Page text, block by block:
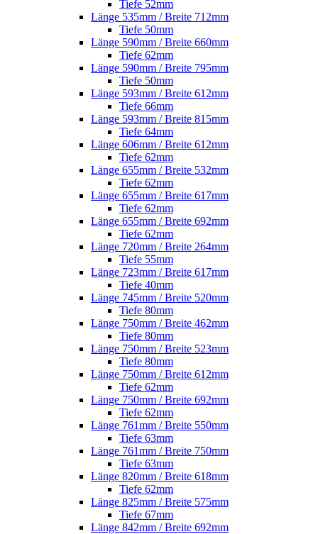
Tiefe 52mm
Länge 535mm / Breite 712mm
Tiefe 50mm
Länge 590mm / Breite 660mm
Tiefe 62mm
Länge 590mm / Breite 795mm
Tiefe 50mm
Länge 593mm / Breite 612mm
Tiefe 66mm
Länge 593mm / Breite 815mm
Tiefe 64mm
Länge 606mm / Breite 612mm
Tiefe 62mm
Länge 655mm / Breite 532mm
Tiefe 62mm
Länge 655mm / Breite 617mm
Tiefe 62mm
Länge 655mm / Breite 692mm
Tiefe 62mm
Länge 720mm / Breite 264mm
Tiefe 55mm
Länge 723mm / Breite 617mm
Tiefe 40mm
Länge 745mm / Breite 520mm
Tiefe 80mm
Länge 750mm / Breite 462mm
Tiefe 80mm
Länge 750mm / Breite 523mm
Tiefe 80mm
Länge 750mm / Breite 612mm
Tiefe 62mm
Länge 750mm / Breite 692mm
Tiefe 62mm
Länge 761mm / Breite 550mm
Tiefe 63mm
Länge 761mm / Breite 750mm
Tiefe 63mm
Länge 820mm / Breite 618mm
Tiefe 62mm
Länge 825mm / Breite 575mm
Tiefe 67mm
Länge 842mm / Breite 692mm